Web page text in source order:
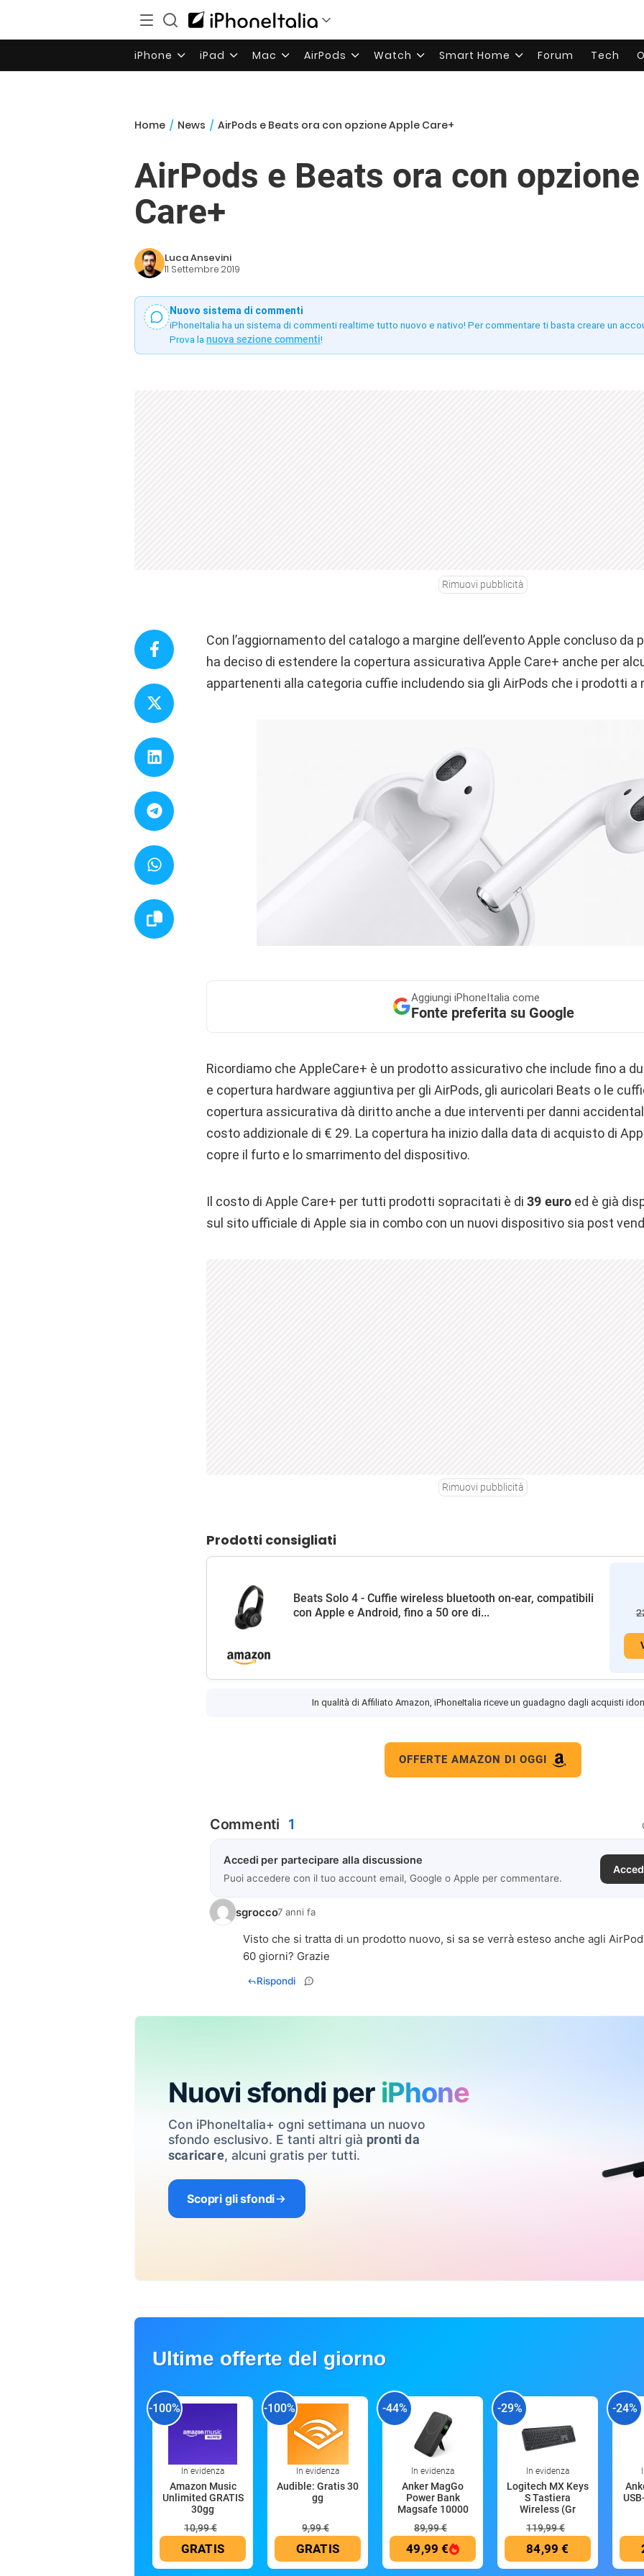
iPhone iPad Mac AirPods Watch Smart Home Forum Tech
Home / News / AirPods e Beats ora con opzione Apple Care+
AirPods e Beats ora con
Care+
Luca Ansevini
11 Settembre 2019
Nuovo sistema di commenti
iPhoneItalia ha un sistema di commenti realtime tutto nuovo e nativo! Per commentare ti basta creare un
Prova la nuova sezione commenti!
Rimuovi pubblicità
Con l’aggiornamento del catalogo a margine dell’evento Apple concluso da
ha deciso di estendere la copertura assicurativa Apple Care+ anche per
appartenenti alla categoria cuffie includendo sia gli AirPods che i prodotti a
Aggiungi iPhoneItalia come
Fonte preferita su Google
Ricordiamo che AppleCare+ è un prodotto assicurativo che include fino a
e copertura hardware aggiuntiva per gli AirPods, gli auricolari Beats o le
copertura assicurativa dà diritto anche a due interventi per danni
costo addizionale di € 29. La copertura ha inizio dalla data di acquisto di
copre il furto e lo smarrimento del dispositivo.
Il costo di Apple Care+ per tutti prodotti sopracitati è di 39 euro ed è già
sul sito ufficiale di Apple sia in combo con un nuovi dispositivo sia post
Rimuovi pubblicità
Prodotti consigliati
Beats Solo 4 - Cuffie wireless bluetooth on-ear, compatibili
con Apple e Android, fino a 50 ore di...
In qualità di Affiliato Amazon, iPhoneItalia riceve un guadagno dagli acquisti
OFFERTE AMAZON DI OGGI
Commenti 1
Accedi per partecipare alla discussione
Puoi accedere con il tuo account email, Google o Apple per commentare.
sgrocco7 anni fa
Visto che si tratta di un prodotto nuovo, si sa se verrà esteso anche agli
60 giorni? Grazie
Rispondi
Nuovi sfondi per iPhone
Con iPhoneItalia+ ogni settimana un nuovo
sfondo esclusivo. E tanti altri già pronti da
scaricare, alcuni gratis per tutti.
Scopri gli sfondi
Ultime offerte del giorno
-100%
In evidenza
Amazon Music
Unlimited GRATIS
30gg
10,99 €
GRATIS
-100%
In evidenza
Audible: Gratis 30
gg
9,99 €
GRATIS
-44%
In evidenza
Anker MagGo
Power Bank
Magsafe 10000
89,99 €
49,99 €
-29%
In evidenza
Logitech MX Keys
S Tastiera
Wireless (Gr
119,99 €
84,99 €
-24%